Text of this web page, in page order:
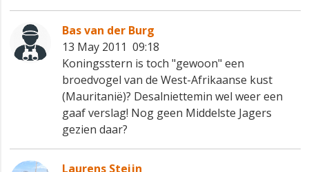
Bas van der Burg
13 May 2011 09:18
Koningsstern is toch "gewoon" een
broedvogel van de West-Afrikaanse kust
(Mauritanië)? Desalniettemin wel weer een
gaaf verslag! Nog geen Middelste Jagers
gezien daar?
Laurens Steijn